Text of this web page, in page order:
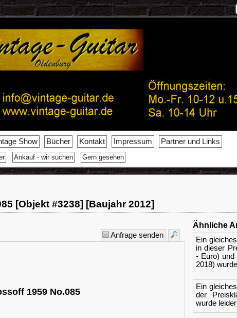
Show Bücher Kontakt Impressum Partner und Links
Ankauf - wir suchen Gern gesehen
[Objekt #3238] [Baujahr 2012]
Anfrage senden
1959 No.085
Ähnliche
Ein
in dieser
- Euro) und
2018)
Ein
der
wurde